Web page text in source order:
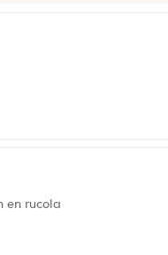
en rucola